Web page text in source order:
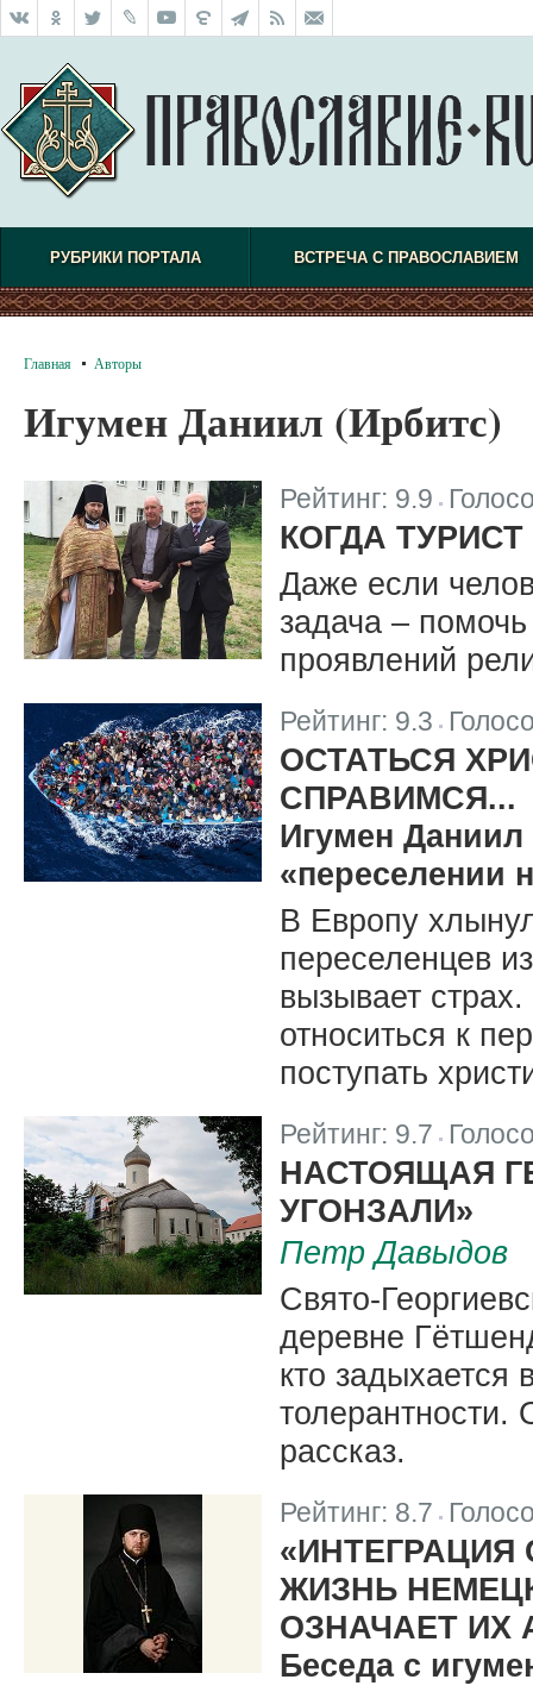
РУБРИКИ ПОРТАЛА ВСТРЕЧА С ПРАВОСЛАВИЕМ
Главная Авторы
Игумен Даниил (Ирбитс)
Рейтинг: 9.9
КОГДА
Даже если
задача –
проявлений
Рейтинг: 9.3
ОСТАТЬСЯ
СПРАВИМСЯ...
Игумен
«переселении
В Европу
переселенцев
вызывает
относиться к
поступать
Рейтинг: 9.7
НАСТОЯЩАЯ
УГОНЗАЛИ»
Петр Давыдов
Свято-
деревне
кто
рассказ.
Рейтинг: 8.7
ЖИЗНЬ
ОЗНАЧАЕТ ИХ
Беседа с